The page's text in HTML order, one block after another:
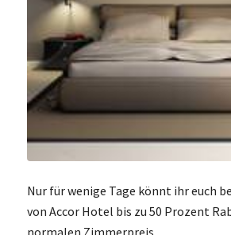
Nur für wenige Tage könnt ihr euch
von Accor Hotel bis zu 50 Prozent
normalen Zimmerpreis.